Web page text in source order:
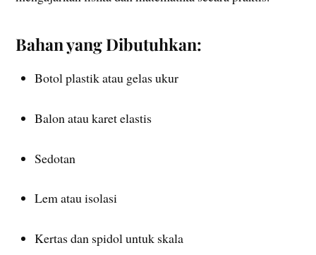
Bahan yang Dibutuhkan:
Botol plastik atau gelas ukur
Balon atau karet elastis
Sedotan
Lem atau isolasi
Kertas dan spidol untuk skala